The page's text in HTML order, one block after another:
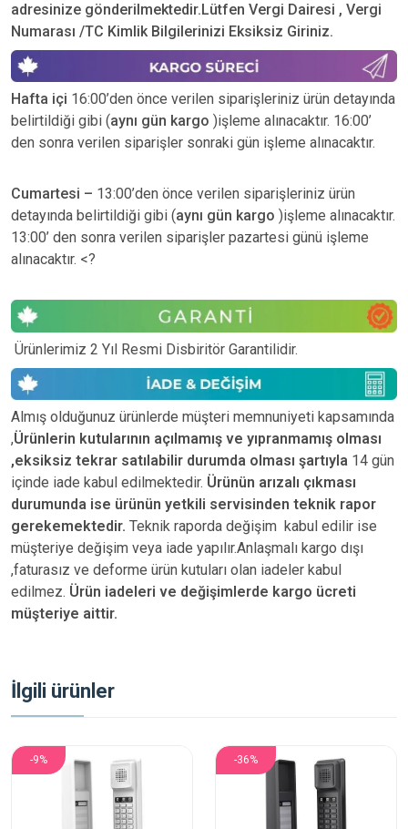
adresinize gönderilmektedir.Lütfen Vergi Dairesi , Vergi
Numarası /TC Kimlik Bilgilerinizi Eksiksiz Giriniz.
Hafta içi 16:00’den önce verilen siparişleriniz ürün detayında
belirtildiği gibi (aynı gün kargo )işleme alınacaktır. 16:00’
den sonra verilen siparişler sonraki gün işleme alınacaktır.
Cumartesi – 13:00’den önce verilen siparişleriniz ürün
detayında belirtildiği gibi (aynı gün kargo )işleme alınacaktır.
13:00’ den sonra verilen siparişler pazartesi günü işleme
alınacaktır. <?
Ürünlerimiz 2 Yıl Resmi Disbiritör Garantilidir.
Almış olduğunuz ürünlerde müşteri memnuniyeti kapsamında
,Ürünlerin kutularının açılmamış ve yıpranmamış olması
,eksiksiz tekrar satılabilir durumda olması şartıyla 14 gün
içinde iade kabul edilmektedir. Ürünün arızalı çıkması
durumunda ise ürünün yetkili servisinden teknik rapor
gerekemektedir. Teknik raporda değişim kabul edilir ise
müşteriye değişim veya iade yapılır.Anlaşmalı kargo dışı
,faturasız ve deforme ürün kutuları olan iadeler kabul
edilmez. Ürün iadeleri ve değişimlerde kargo ücreti
müşteriye aittir.
İlgili ürünler
-9% -36%